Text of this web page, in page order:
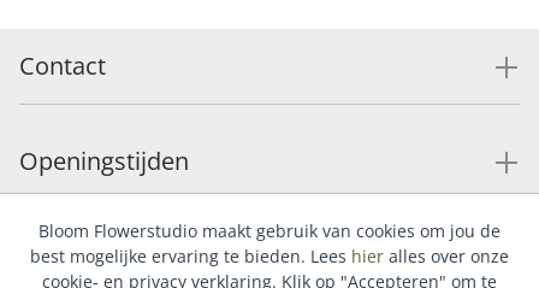
Contact
Openingstijden
Service
Bloom Flowerstudio maakt gebruik van cookies om jou de
best mogelijke ervaring te bieden. Lees hier alles over onze
cookie- en privacy verklaring. Klik op "Accepteren" om te